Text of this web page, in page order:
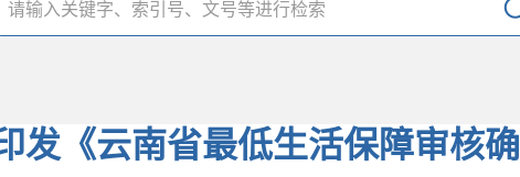
发《云南省最低生活保障审核